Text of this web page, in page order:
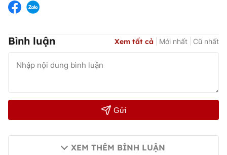
Bình luận Xem tất cả Mới nhất Cũ nhất
Gửi
XEM THÊM BÌNH LUẬN